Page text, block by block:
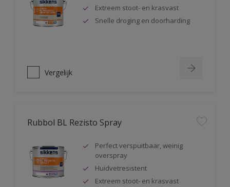
Extreem stoot- en krasvast
Snelle droging en doorharding
Vergelijk
Rubbol BL Rezisto Spray
Perfect verspuitbaar, weinig
overspray
Huidvetresistent
Extreem stoot- en krasvast